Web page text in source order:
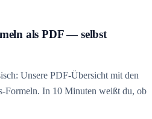
als PDF — selbst
Unsere PDF-Übersicht mit den
Formeln. In 10 Minuten weißt du, ob